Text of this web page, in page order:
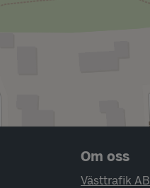
Sidfotsnavigering
Om oss
Västtrafik AB